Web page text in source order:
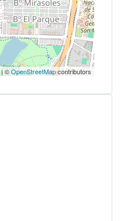
| ©OpenStreetMapcontributors